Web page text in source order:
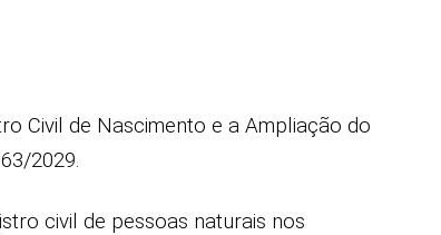
Civil de Nascimento e a Ampliação do
2029.
civil de pessoas naturais nos